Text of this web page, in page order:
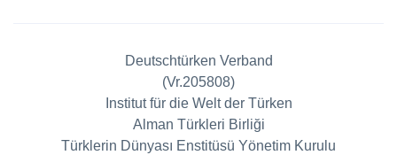
Deutschtürken Verband
(Vr.205808)
Institut für die Welt der Türken
Alman Türkleri Birliği
Türklerin Dünyası Enstitüsü Yönetim Kurulu